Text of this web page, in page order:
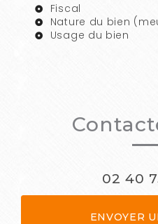
Fiscal
Nature du bien
Usage du bien
02 40
ENVOYER